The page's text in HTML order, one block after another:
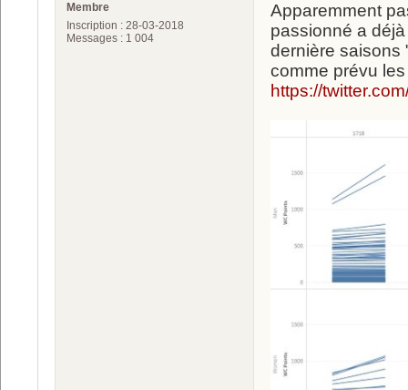
Membre
Inscription : 28-03-2018
Messages : 1 004
Apparemment
passionné a
dernière saisons
comme prévu
https://